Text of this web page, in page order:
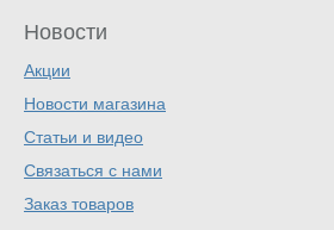
Новости
Акции
Новости магазина
Статьи и видео
Связаться с нами
Заказ товаров